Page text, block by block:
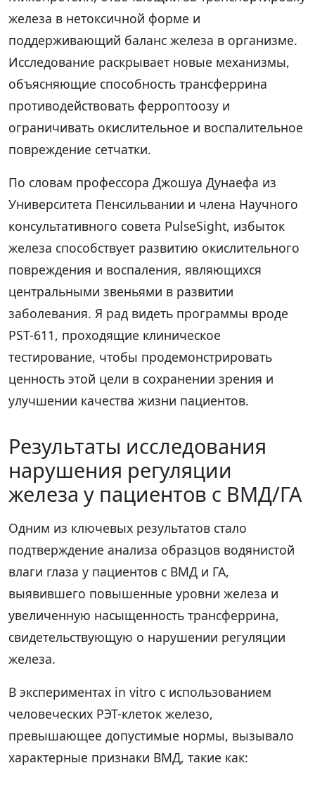
железа в нетоксичной форме и
поддерживающий баланс железа в организме.
Исследование раскрывает новые механизмы,
объясняющие способность трансферрина
противодействовать ферроптоозу и
ограничивать окислительное и воспалительное
повреждение сетчатки.
По словам профессора Джошуа Дунаефа из
Университета Пенсильвании и члена Научного
консультативного совета PulseSight, избыток
железа способствует развитию окислительного
повреждения и воспаления, являющихся
центральными звеньями в развитии
заболевания. Я рад видеть программы вроде
PST-611, проходящие клиническое
тестирование, чтобы продемонстрировать
ценность этой цели в сохранении зрения и
улучшении качества жизни пациентов.
Результаты исследования
нарушения регуляции
железа у пациентов с ВМД/ГА
Одним из ключевых результатов стало
подтверждение анализа образцов водянистой
влаги глаза у пациентов с ВМД и ГА,
выявившего повышенные уровни железа и
увеличенную насыщенность трансферрина,
свидетельствующую о нарушении регуляции
железа.
В экспериментах in vitro с использованием
человеческих РЭТ-клеток железо,
превышающее допустимые нормы, вызывало
характерные признаки ВМД, такие как: